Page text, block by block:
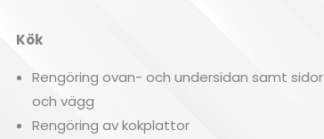
Kök
Rengöring ovan- och undersidan samt sidor
och vägg
Rengöring av kokplattor